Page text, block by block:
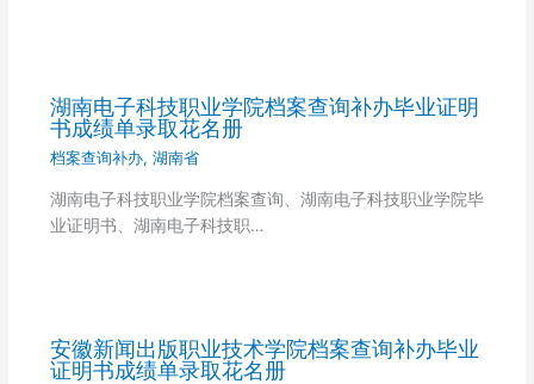
湖南电子科技职业学院档案查询补办毕业证明
书成绩单录取花名册
档案查询补办, 湖南省
湖南电子科技职业学院档案查询、湖南电子科技职业学院毕
业证明书、湖南电子科技职…
安徽新闻出版职业技术学院档案查询补办毕业
证明书成绩单录取花名册